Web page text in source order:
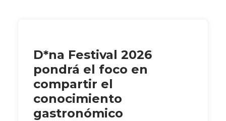
D*na Festival 2026
pondrá el foco en
compartir el
conocimiento
gastronómico